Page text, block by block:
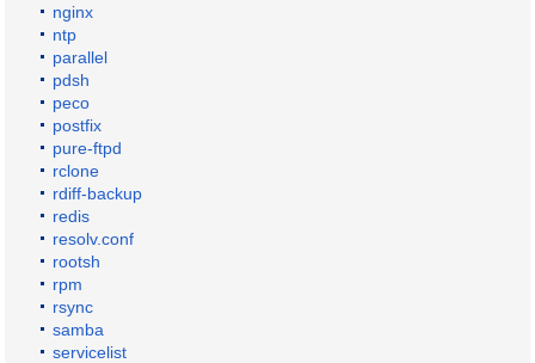
nginx
ntp
parallel
pdsh
peco
postfix
pure-ftpd
rclone
rdiff-backup
redis
resolv.conf
rootsh
rpm
rsync
samba
servicelist